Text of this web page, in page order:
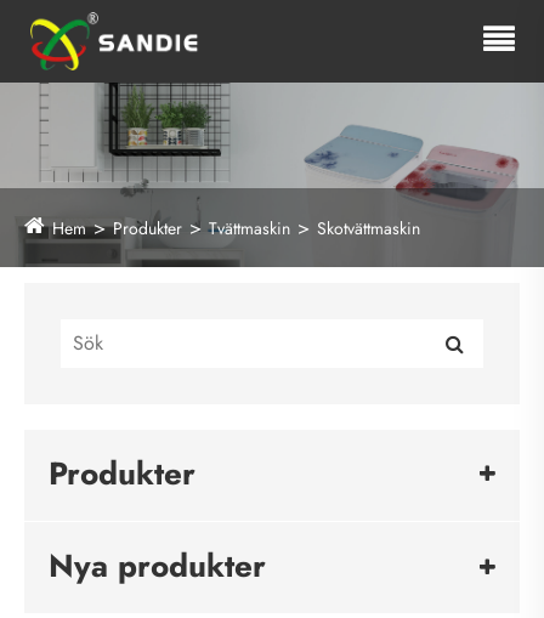
Hem Produkter Tvättmaskin Skotvättmaskin
Produkter
Nya produkter